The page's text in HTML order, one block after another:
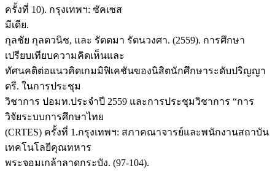
ครั้งที่ 10). กรุงเทพฯ: ซัคเซส
มีเดีย.
กุลชัย กุลตวนิช, และ รัตตมา รัตนวงศา. (2559). การศึกษา
เปรียบเทียบความคิดเห็นและ
ทัศนคติต่อแนวคิดเกมมิฟิเคชันของนิสิตนักศึกษาระดับปริญญา
ตรี. ในการประชุม
วิชาการ ปอมท.ประจำปี 2559 และการประชุมวิชาการ “การ
วิจัยระบบการศึกษาไทย
(CRTES) ครั้งที่ 1.กรุงเทพฯ: สภาคณาจารย์และพนักงานสถาบัน
เทคโนโลยีคุณทหาร
พระจอมเกล้าลาดกระบัง. (97-104).